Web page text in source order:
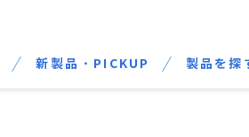
新製品・PICKUP 製品を探